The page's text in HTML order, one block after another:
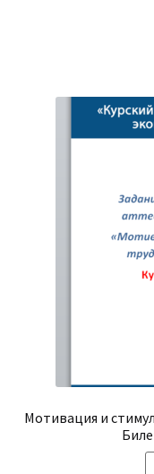
Мотивация и